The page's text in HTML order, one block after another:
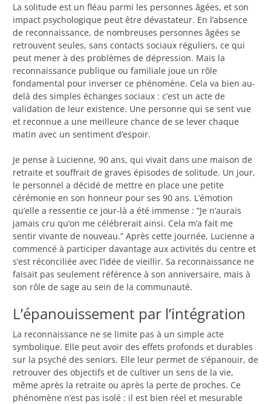
La solitude est un fléau parmi les personnes âgées, et son
impact psychologique peut être dévastateur. En l’absence
de reconnaissance, de nombreuses personnes âgées se
retrouvent seules, sans contacts sociaux réguliers, ce qui
peut mener à des problèmes de dépression. Mais la
reconnaissance publique ou familiale joue un rôle
fondamental pour inverser ce phénomène. Cela va bien au-
delà des simples échanges sociaux : c’est un acte de
validation de leur existence. Une personne qui se sent vue
et reconnue a une meilleure chance de se lever chaque
matin avec un sentiment d’espoir.
Je pense à Lucienne, 90 ans, qui vivait dans une maison de
retraite et souffrait de graves épisodes de solitude. Un jour,
le personnel a décidé de mettre en place une petite
cérémonie en son honneur pour ses 90 ans. L’émotion
qu’elle a ressentie ce jour-là a été immense : “Je n’aurais
jamais cru qu’on me célébrerait ainsi. Cela m’a fait me
sentir vivante de nouveau.” Après cette journée, Lucienne a
commencé à participer davantage aux activités du centre et
s’est réconciliée avec l’idée de vieillir. Sa reconnaissance ne
faisait pas seulement référence à son anniversaire, mais à
son rôle de sage au sein de la communauté.
L’épanouissement par l’intégration
La reconnaissance ne se limite pas à un simple acte
symbolique. Elle peut avoir des effets profonds et durables
sur la psyché des seniors. Elle leur permet de s’épanouir, de
retrouver des objectifs et de cultiver un sens de la vie,
même après la retraite ou après la perte de proches. Ce
phénomène n’est pas isolé : il est bien réel et mesurable